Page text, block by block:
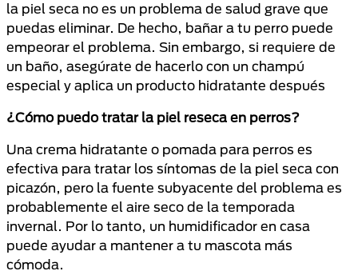
la piel seca no es un problema de salud grave que
puedas eliminar. De hecho, bañar a tu perro puede
empeorar el problema. Sin embargo, si requiere de
un baño, asegúrate de hacerlo con un champú
especial y aplica un producto hidratante después
¿Cómo puedo tratar la piel reseca en perros?
Una crema hidratante o pomada para perros es
efectiva para tratar los síntomas de la piel seca con
picazón, pero la fuente subyacente del problema es
probablemente el aire seco de la temporada
invernal. Por lo tanto, un humidificador en casa
puede ayudar a mantener a tu mascota más
cómoda.